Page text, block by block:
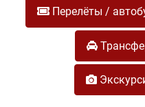
Перелёты /